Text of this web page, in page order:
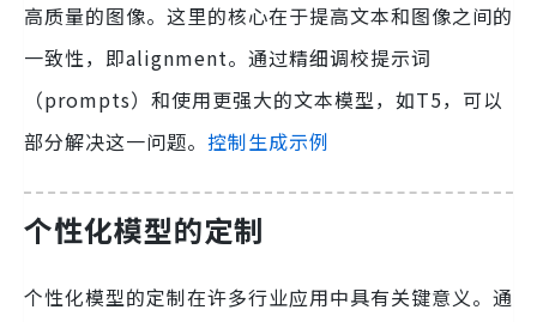
高质量的图像。这里的核心在于提高文本和图像之间的
一致性，即alignment。通过精细调校提示词
（prompts）和使用更强大的文本模型，如T5，可以
部分解决这一问题。 控制生成示例
个性化模型的定制
个性化模型的定制在许多行业应用中具有关键意义。通